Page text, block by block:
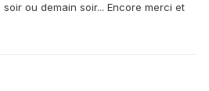
ou demain soir... Encore merci et